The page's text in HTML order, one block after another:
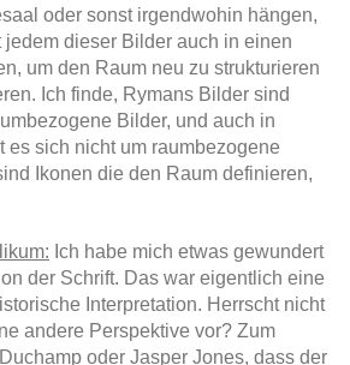
oder sonst irgendwohin hängen,
dieser Bilder auch in einen
um den Raum neu zu strukturieren
Ich finde, Rymans Bilder sind
Bilder, und auch in
es sich nicht um raumbezogene
Ikonen die den Raum definieren,
Ich habe mich etwas gewundert
der Schrift. Das war eigentlich eine
Interpretation. Herrscht nicht
andere Perspektive vor? Zum
oder Jasper Jones, dass der